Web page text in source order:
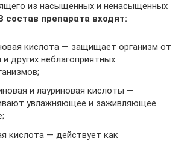
из насыщенных и ненасыщенных
состав препарата входят:
кислота — защищает организм от
и других неблагоприятных
и лауриновая кислоты —
увлажняющее и заживляющее
кислота — действует как